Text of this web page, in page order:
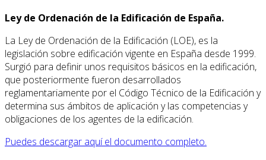
Ley de Ordenación de la Edificación de España.
La Ley de Ordenación de la Edificación (LOE), es la
legislación sobre edificación vigente en España desde 1999.
Surgió para definir unos requisitos básicos en la edificación,
que posteriormente fueron desarrollados
reglamentariamente por el Código Técnico de la Edificación y
determina sus ámbitos de aplicación y las competencias y
obligaciones de los agentes de la edificación.
Puedes descargar aquí el documento completo.